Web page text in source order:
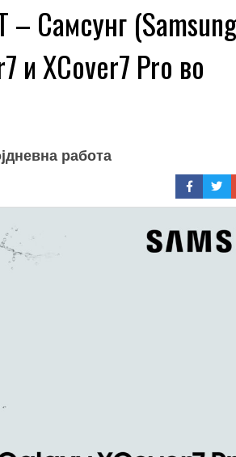
и XCover7 Pro во
работа